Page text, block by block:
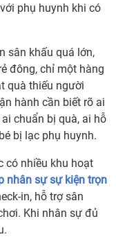
phụ huynh khi có
sân khấu quá lớn,
đông, chỉ một hàng
quà thiếu người
hành cần biết rõ ai
chuẩn bị quà, ai hỗ
bị lạc phụ huynh.
có nhiều khu hoạt
nhân sự sự kiện trọn
in, hỗ trợ sân
Khi nhân sự đủ